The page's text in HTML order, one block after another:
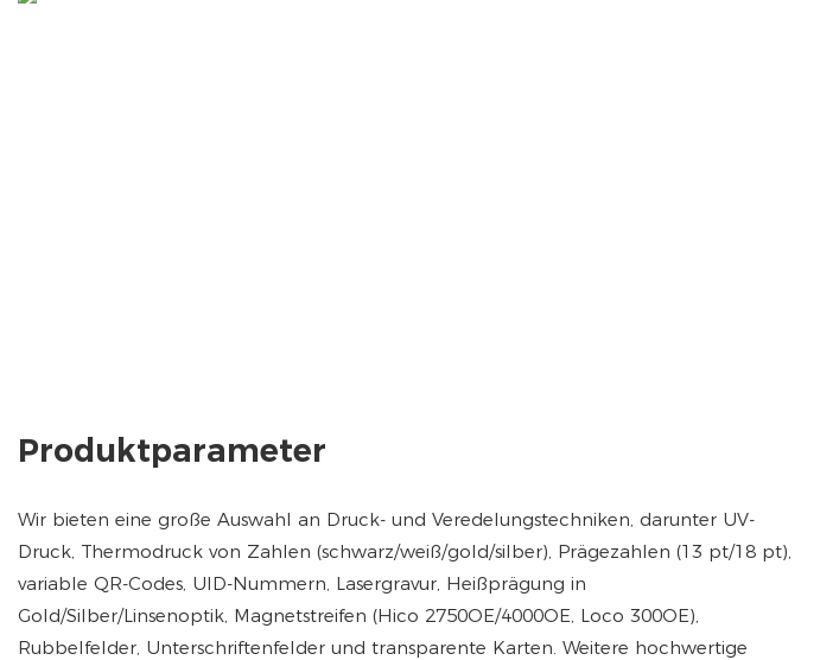
Produktparameter
Wir bieten eine große Auswahl an Druck- und Veredelungstechniken, darunter UV-
Druck, Thermodruck von Zahlen (schwarz/weiß/gold/silber), Prägezahlen (13 pt/18 pt),
variable QR-Codes, UID-Nummern, Lasergravur, Heißprägung in
Gold/Silber/Linsenoptik, Magnetstreifen (Hico 2750OE/4000OE, Loco 300OE),
Rubbelfelder, Unterschriftenfelder und transparente Karten. Weitere hochwertige